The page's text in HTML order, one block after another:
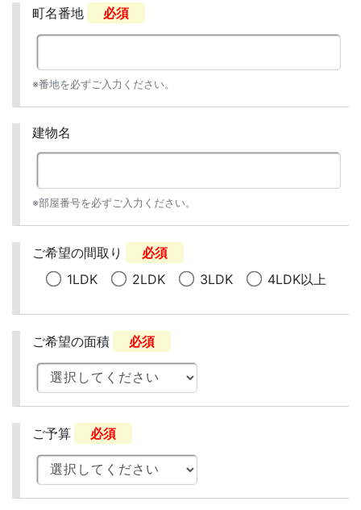
町名番地 必須
※番地を必ずご入力ください。
建物名
※部屋番号を必ずご入力ください。
ご希望の間取り
必須
1LDK
2LDK 3LDK 4LDK以上
ご希望の面積 必須
ご予算 必須